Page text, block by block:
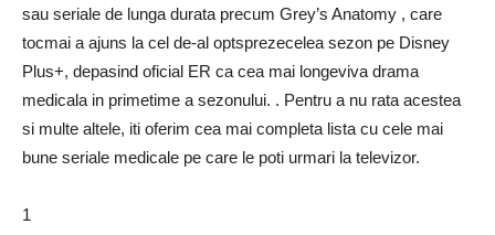
sau seriale de lunga durata precum Grey’s Anatomy , care
tocmai a ajuns la cel de-al optsprezecelea sezon pe Disney
Plus+, depasind oficial ER ca cea mai longeviva drama
medicala in primetime a sezonului. . Pentru a nu rata acestea
si multe altele, iti oferim cea mai completa lista cu cele mai
bune seriale medicale pe care le poti urmari la televizor.
1